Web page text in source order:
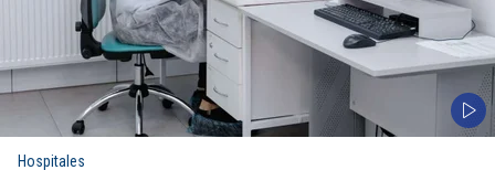
Hospitales